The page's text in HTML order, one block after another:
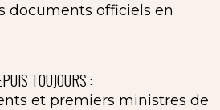
documents officiels en
TOUJOURS :
et premiers ministres de